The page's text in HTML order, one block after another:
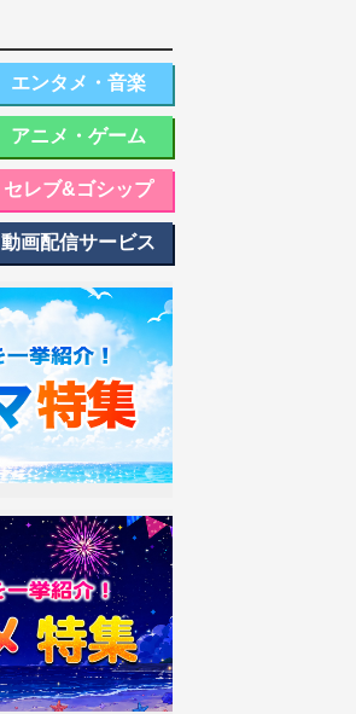
エンタメ・音楽
アニメ・ゲーム
セレブ&ゴシップ
動画配信サービス